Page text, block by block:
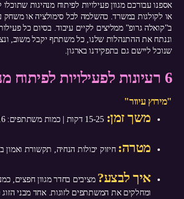
אספנו עבורכם מגוון פעילויות לפיתוח מנהיגות
או לקולגות במשרד. כהשלמה לכל סימולציה או משחק
ב"קואלה גרופ" ממליצים לקיים עיבוד. בסיום כל
וננתח את ההתנהלות שלנו, כל משתתף יקבל משוב,
שנוכל ליישם גם בתפקידנו בארגון.
6 רעיונות לפעילויות לפיתוח מנהיגות
"מירוץ עיוור"
משך זמן: 15-25 דקות | כמות משתתפים: 6-16
מטרה: חיזוק יכולות הנחיה, תקשורת ואמון
איך לבצע? מציבים בחדר מגוון חפצים,
ומחלקים את המשתתפים לזוגות. אחד מבני הזוג